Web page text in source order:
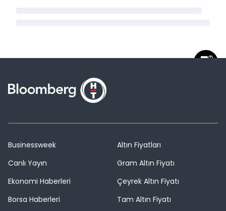
Businessweek
Canlı Yayın
Ekonomi Haberleri
Borsa Haberleri
Altın Fiyatları
Gram Altın Fiyatı
Çeyrek Altın Fiyatı
Tam Altın Fiyatı